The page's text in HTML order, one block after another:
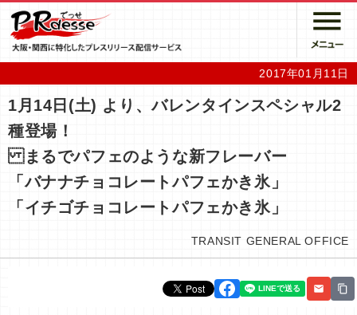
2017年01月11日
1月14日(土) より、バレンタインスペシャル2
種登場！
まるでパフェのような新フレーバー
「バナナチョコレートパフェかき氷」
「イチゴチョコレートパフェかき氷」
TRANSIT GENERAL OFFICE